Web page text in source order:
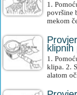
1.
površine
mekom
1.
klipa. 2.
alatom